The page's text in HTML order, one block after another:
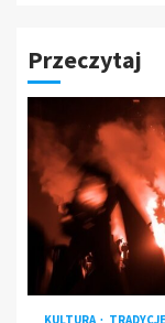
Przeczytaj
KULTURA TRADYCJE